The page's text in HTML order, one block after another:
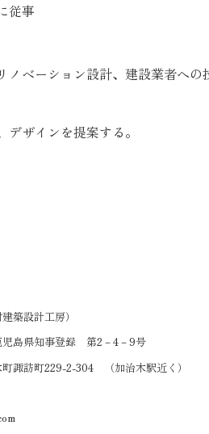
従事
ベーション設計、建設業者への
ザインを提案する。
築設計工房）
島県知事登録 第2－4－9号
諏訪町229-2-304 （加治木駅近く）